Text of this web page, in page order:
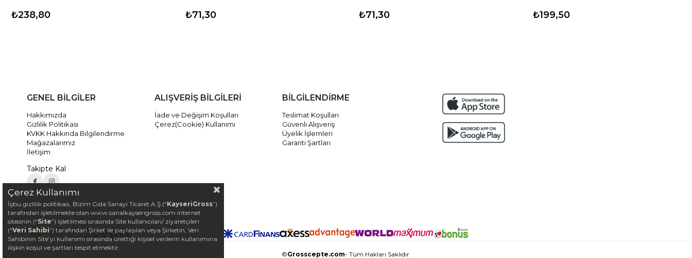
₺238,80 ₺71,30 ₺71,30 ₺199,50
GENEL BİLGİLER
Hakkımızda
Gizlilik Politikası
KVKK Hakkında Bilgilendirme
Mağazalarımız
İletişim
Takipte Kal
ALIŞVERİŞ BİLGİLERİ
İade ve Değişim Koşulları
Çerez(Cookie) Kullanımı
BİLGİLENDİRME
Teslimat Koşulları
Güvenli Alışveriş
Üyelik İşlemleri
Garanti Şartları
©Grosscepte.com- Tüm Hakları Saklıdır.
Çerez Kullanımı
İşbu gizlilik politikası, Bizim Gıda Sanayi Ticaret A.Ş (“KayseriGross”)
tarafından işletilmekte olan www.sanalkayserigross.com internet
sitesinin (“Site”) işletilmesi sırasında Site kullanıcıları/ ziyaretçileri
(“Veri Sahibi”) tarafından Şirket ile paylaşılan veya Şirketin, Veri
Sahibinin Site’yi kullanımı sırasında ürettiği kişisel verilerin kullanımına
ilişkin koşul ve şartları tespit etmektir.